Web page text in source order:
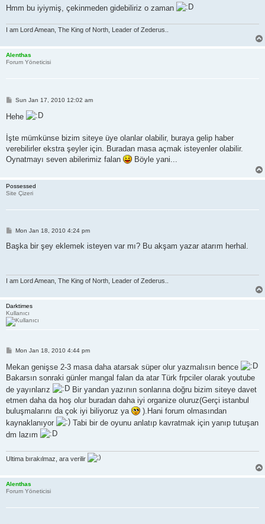
Hmm bu iyiymiş, çekinmeden gidebiliriz o zaman
I am Lord Amean, The King of North, Leader of Zederus..
Alenthas
Forum Yöneticisi
P
t
Sun Jan 17, 2010 12:02 am
Hehe
İşte mümkünse bizim siteye üye olanlar olabilir, buraya gelip haber
verebilirler ekstra şeyler için. Buradan masa açmak isteyenler olabilir.
Oynatmayı seven abilerimiz falan
Böyle yani...
Possessed
Site Çizeri
P
s
Mon Jan 18, 2010 4:24 pm
Başka bir şey eklemek isteyen var mı? Bu akşam yazar atarım herhal.
I am Lord Amean, The King of North, Leader of Zederus..
Darktimes
Kullanıcı
P
s
t
Mon Jan 18, 2010 4:44 pm
Mekan genişse 2-3 masa daha atarsak süper olur yazmalısın bence
Bakarsın sonraki günler mangal falan da atar Türk frpciler olarak youtube
de yayınlarız
Bir yandan yazının sonlarına doğru bizim siteye davet
etmen daha da hoş olur buradan daha iyi organize oluruz(Gerçi istanbul
buluşmalarını da çok iyi biliyoruz ya
).Hani forum olmasından
kaynaklanıyor
Tabi bir de oyunu anlatıp kavratmak için yanıp tutuşan
dm lazım
Ultima bırakılmaz, ara verilir
Alenthas
Forum Yöneticisi